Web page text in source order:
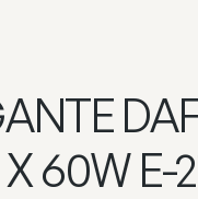
X 60W E-